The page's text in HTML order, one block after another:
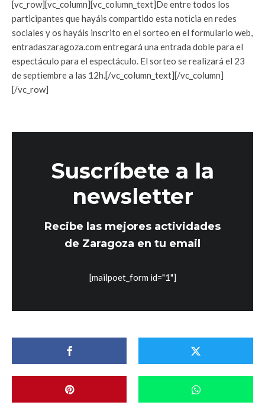
[vc_row][vc_column][vc_column_text]De entre todos los
participantes que hayáis compartido esta noticia en redes
sociales y os hayáis inscrito en el sorteo en el formulario web,
entradaszaragoza.com entregará una entrada doble para el
espectáculo para el espectáculo. El sorteo se realizará el 23
de septiembre a las 12h.[/vc_column_text][/vc_column]
[/vc_row]
Suscríbete a la
newsletter
Recibe las mejores actividades
de Zaragoza en tu email
[mailpoet_form id="1"]